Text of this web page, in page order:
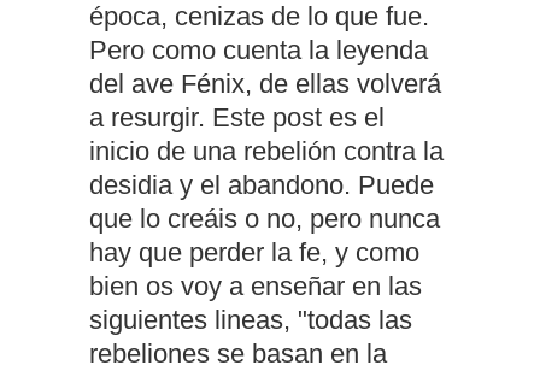
época, cenizas de lo que fue.
Pero como cuenta la leyenda
del ave Fénix, de ellas volverá
a resurgir. Este post es el
inicio de una rebelión contra la
desidia y el abandono. Puede
que lo creáis o no, pero nunca
hay que perder la fe, y como
bien os voy a enseñar en las
siguientes lineas, "todas las
rebeliones se basan en la